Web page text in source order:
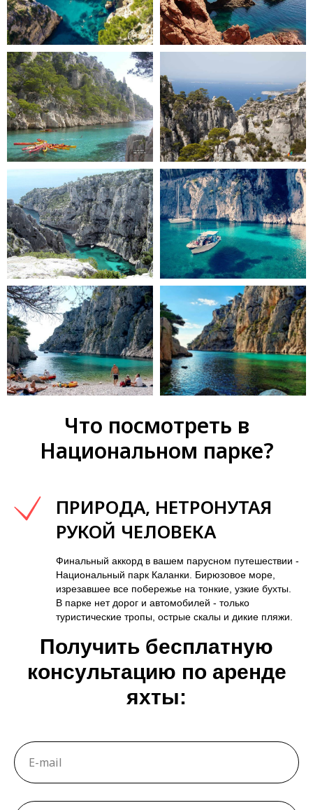
Что посмотреть в
Национальном парке?
ПРИРОДА, НЕТРОНУТАЯ
РУКОЙ ЧЕЛОВЕКА
Финальный аккорд в вашем парусном путешествии -
Национальный парк Каланки. Бирюзовое море,
изрезавшее все побережье на тонкие, узкие бухты.
В парке нет дорог и автомобилей - только
туристические тропы, острые скалы и дикие пляжи.
Получить бесплатную
консультацию по аренде
яхты: